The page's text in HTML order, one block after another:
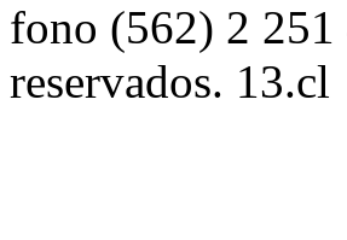
fono (562) 2
reservados. 13.cl